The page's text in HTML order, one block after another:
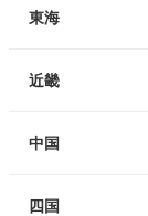
岩手
宮城
秋田
山形
神奈川
埼玉
千葉
茨城
新潟
長野
富山
石川
東海
愛知
静岡
岐阜
近畿
大阪
兵庫
中国
岡山
四国